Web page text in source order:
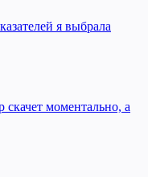
я выбрала
моментально, а